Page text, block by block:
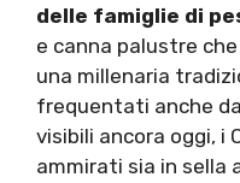
delle famiglie di
e canna palustre
una millenaria
frequentati anche
visibili ancora oggi, i
ammirati sia in sella